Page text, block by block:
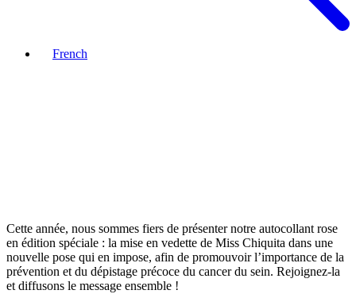
French
Cette année, nous sommes fiers de présenter notre autocollant rose
en édition spéciale : la mise en vedette de Miss Chiquita dans une
nouvelle pose qui en impose, afin de promouvoir l’importance de la
prévention et du dépistage précoce du cancer du sein. Rejoignez-la
et diffusons le message ensemble !